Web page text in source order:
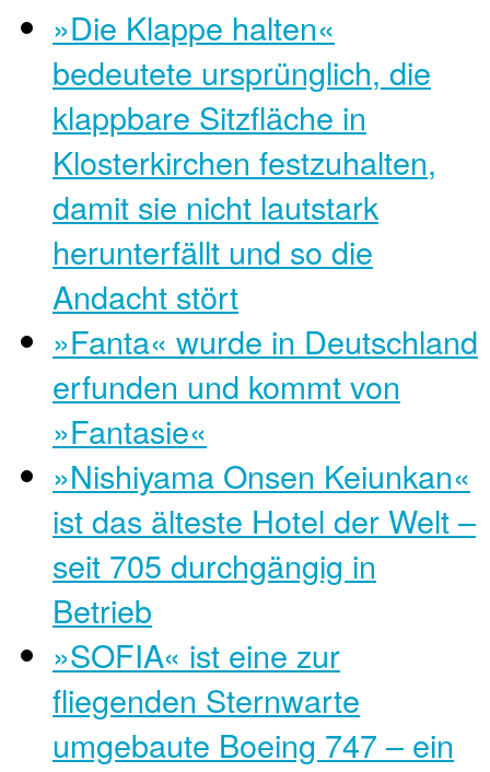
»Die Klappe halten«
bedeutete ursprünglich, die
klappbare Sitzfläche in
Klosterkirchen festzuhalten,
damit sie nicht lautstark
herunterfällt und so die
Andacht stört
»Fanta« wurde in Deutschland
erfunden und kommt von
»Fantasie«
»Nishiyama Onsen Keiunkan«
ist das älteste Hotel der Welt –
seit 705 durchgängig in
Betrieb
»SOFIA« ist eine zur
fliegenden Sternwarte
umgebaute Boeing 747 – ein